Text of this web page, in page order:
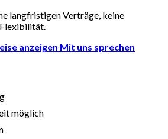
langfristigen Verträge, keine
anzeigen Mit uns sprechen
möglich